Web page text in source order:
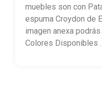
muebles son con
espuma Croydon de
imagen anexa
Colores Disponibles .